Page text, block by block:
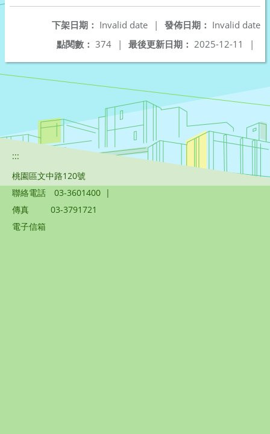
發佈日期： Invalid date
下架日期： Invalid date
|
最後更新日期： 2025-12-11 |
點閱數： 374 |
:::
桃園區文中路120號
聯絡電話
03-3601400 |
傳真
03-3791721
電子信箱